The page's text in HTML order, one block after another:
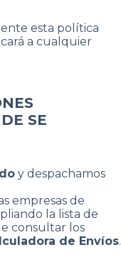
esta política
a cualquier
SE
y despachamos
empresas de
la lista de
consultar los
de Envíos.